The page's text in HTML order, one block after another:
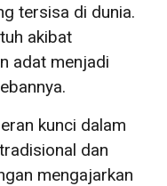
tersisa di dunia.
akibat
adat menjadi
kunci dalam
dan
mengajarkan